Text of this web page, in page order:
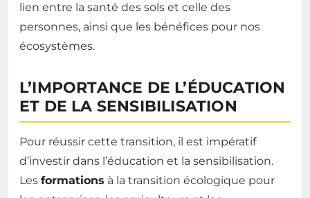
lien entre la santé des sols et celle des
personnes, ainsi que les bénéfices pour nos
écosystèmes.
L’IMPORTANCE DE L’ÉDUCATION
ET DE LA SENSIBILISATION
Pour réussir cette transition, il est impératif
d’investir dans l’éducation et la sensibilisation.
Les formations à la transition écologique pour